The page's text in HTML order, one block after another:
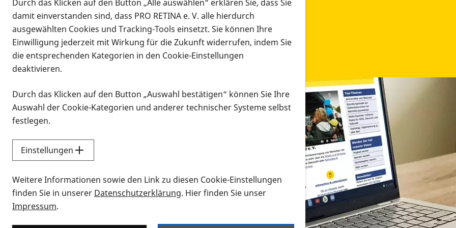
Infomaterial
Infomaterial
Vorlesen
Alle Infomaterialien in verschiedenen Formaten an
Sie möchten wissen, wie Sie nach Infonmaterial suchen und dieses bestellen bzw. herunterladen
Durch das Klicken auf den Button „Alle auswählen“ erklären Sie, dass Sie
damit einverstanden sind, dass PRO RETINA e. V. alle hierdurch
ausgewählten Cookies und Tracking-Tools einsetzt. Sie können Ihre
Einwilligung jederzeit mit Wirkung für die Zukunft widerrufen, indem Sie
die entsprechenden Kategorien in den Cookie-Einstellungen
deaktivieren.
Durch das Klicken auf den Button „Auswahl bestätigen“ können Sie Ihre
Auswahl der Cookie-Kategorien und anderer technischer Systeme selbst
festlegen.
Einstellungen
Weitere Informationen sowie den Link zu diesen Cookie-Einstellungen
finden Sie in unserer Datenschutzerklärung. Hier finden Sie unser
Impressum.